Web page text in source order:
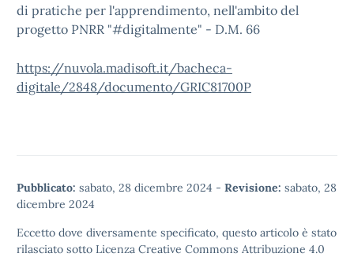
di pratiche per l'apprendimento, nell'ambito del
progetto PNRR "#digitalmente" - D.M. 66
https://nuvola.madisoft.it/bacheca-
digitale/2848/documento/GRIC81700P
Pubblicato: sabato, 28 dicembre 2024 - Revisione: sabato, 28
dicembre 2024
Eccetto dove diversamente specificato, questo articolo è stato
rilasciato sotto Licenza Creative Commons Attribuzione 4.0